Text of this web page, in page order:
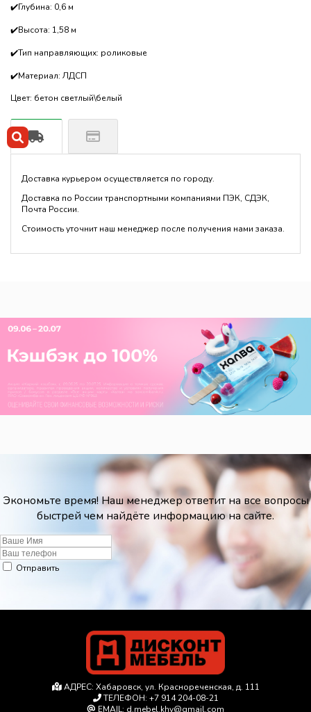
✔️Глубина: 0,6 м
✔️Высота: 1,58 м
✔️Тип направляющих: роликовые
✔️Материал: ЛДСП
Цвет: бетон светлый\белый
Доставка курьером осуществляется по городу.
Доставка по России транспортными компаниями ПЭК, СДЭК,
Почта России.
Стоимость уточнит наш менеджер после получения нами заказа.
Экономьте время! Наш менеджер ответит на все вопросы
быстрей чем найдёте информацию на сайте.
Отправить
АДРЕС: Хабаровск, ул. Краснореченская, д. 111
ТЕЛЕФОН: +7 914 204-08-21
EMAIL: d.mebel.khv@gmail.com